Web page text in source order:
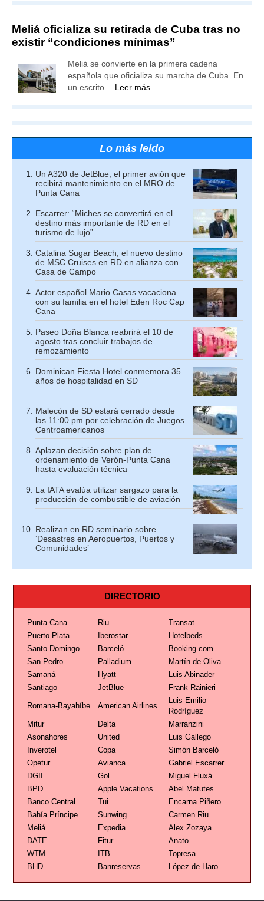
Meliá oficializa su retirada de Cuba tras no
existir “condiciones mínimas”
Meliá se convierte en la primera cadena
española que oficializa su marcha de Cuba. En
un escrito… Leer más
Lo más leído
Un A320 de JetBlue, el primer avión que
recibirá mantenimiento en el MRO de
Punta Cana
Escarrer: “Miches se convertirá en el
destino más importante de RD en el
turismo de lujo”
Catalina Sugar Beach, el nuevo destino
de MSC Cruises en RD en alianza con
Casa de Campo
Actor español Mario Casas vacaciona
con su familia en el hotel Eden Roc Cap
Cana
Paseo Doña Blanca reabrirá el 10 de
agosto tras concluir trabajos de
remozamiento
Dominican Fiesta Hotel conmemora 35
años de hospitalidad en SD
Malecón de SD estará cerrado desde
las 11:00 pm por celebración de Juegos
Centroamericanos
Aplazan decisión sobre plan de
ordenamiento de Verón-Punta Cana
hasta evaluación técnica
La IATA evalúa utilizar sargazo para la
producción de combustible de aviación
Realizan en RD seminario sobre
‘Desastres en Aeropuertos, Puertos y
Comunidades’
DIRECTORIO
Punta Cana Riu
Transat
Puerto Plata
Iberostar
Hotelbeds
Santo Domingo
Barceló
Booking.com
San Pedro
Palladium
Martín de Oliva
Samaná
Hyatt
Luis Abinader
Santiago
JetBlue Frank Rainieri
Romana-Bayahíbe American Airlines
Luis Emilio
Rodríguez
Mitur
Delta
Marranzini
Asonahores
United
Luis Gallego
Inverotel
Copa
Simón Barceló
Opetur
Avianca
Gabriel Escarrer
DGII
Gol
Miguel Fluxá
BPD
Apple Vacations
Abel Matutes
Banco Central
Tui
Encarna Piñero
Bahía Príncipe
Sunwing
Carmen Riu
Meliá
Expedia
Alex Zozaya
DATE
Fitur
Anato
WTM
ITB
Topresa
BHD
Banreservas López de Haro